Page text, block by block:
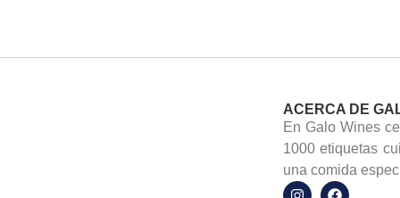
ACERCA DE
En Galo Wines
1000 etiquetas
una comida